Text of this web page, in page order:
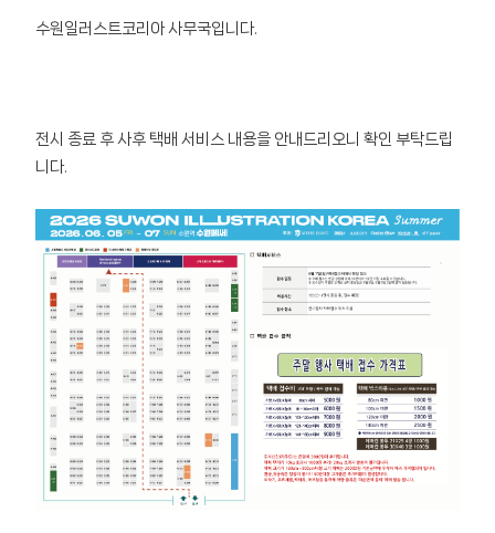
수원일러스트코리아 사무국입니다.
전시 종료 후 사후 택배 서비스 내용을 안내드리오니 확인 부탁드립
니다.